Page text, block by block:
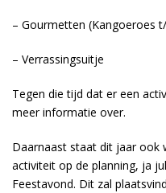
– Gourmetten (Kangoeroes
– Verrassingsuitje
Tegen die tijd dat er een
meer informatie over.
Daarnaast staat dit jaar ook
activiteit op de planning, ja
Feestavond. Dit zal